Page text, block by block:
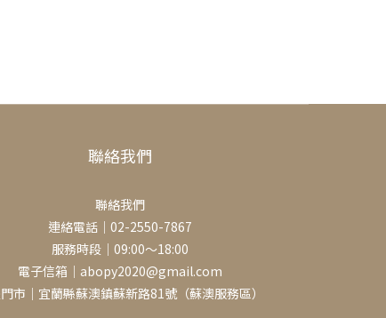
聯絡我們
聯絡我們
連絡電話｜02-2550-7867
服務時段｜09:00～18:00
電子信箱｜abopy2020@gmail.com
市｜宜蘭縣蘇澳鎮蘇新路81號（蘇澳服務區）